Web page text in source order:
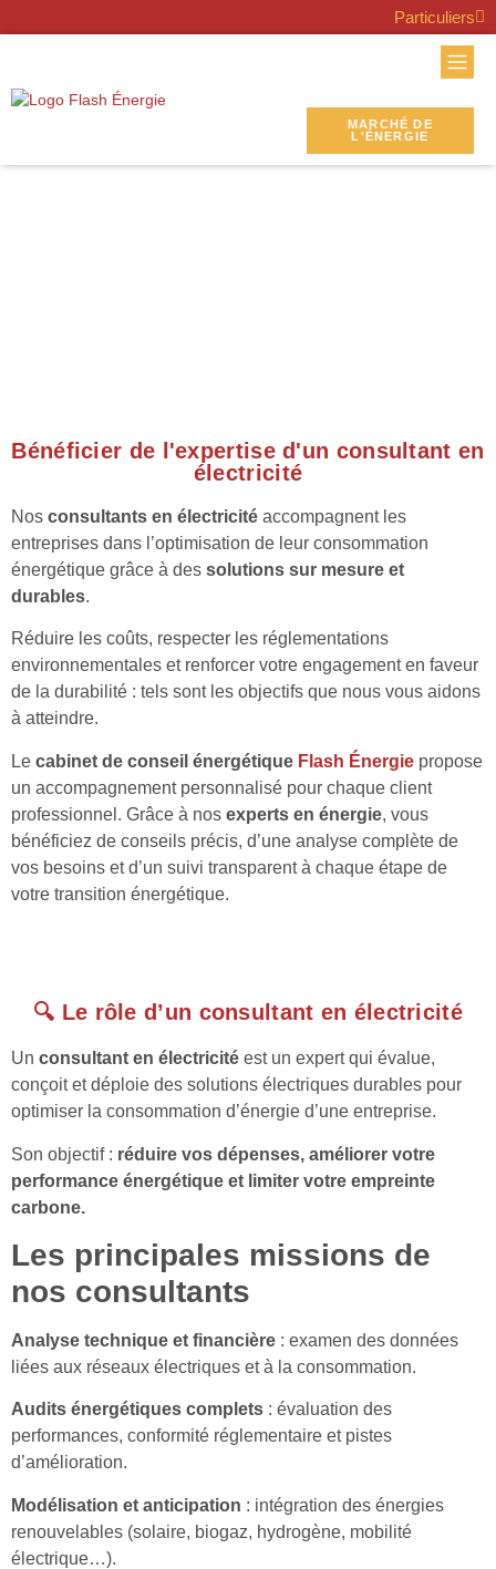
Particuliers
MARCHÉ DE
L'ÉNERGIE
Bénéficier de l'expertise d'un consultant en
électricité
Nos consultants en électricité accompagnent les
entreprises dans l’optimisation de leur consommation
énergétique grâce à des solutions sur mesure et
durables.
Réduire les coûts, respecter les réglementations
environnementales et renforcer votre engagement en faveur
de la durabilité : tels sont les objectifs que nous vous aidons
à atteindre.
Le cabinet de conseil énergétique Flash Énergie propose
un accompagnement personnalisé pour chaque client
professionnel. Grâce à nos experts en énergie, vous
bénéficiez de conseils précis, d’une analyse complète de
vos besoins et d’un suivi transparent à chaque étape de
votre transition énergétique.
🔍 Le rôle d’un consultant en électricité
Un consultant en électricité est un expert qui évalue,
conçoit et déploie des solutions électriques durables pour
optimiser la consommation d’énergie d’une entreprise.
Son objectif : réduire vos dépenses, améliorer votre
performance énergétique et limiter votre empreinte
carbone.
Les principales missions de
nos consultants
Analyse technique et financière : examen des données
liées aux réseaux électriques et à la consommation.
Audits énergétiques complets : évaluation des
performances, conformité réglementaire et pistes
d’amélioration.
Modélisation et anticipation : intégration des énergies
renouvelables (solaire, biogaz, hydrogène, mobilité
électrique…).